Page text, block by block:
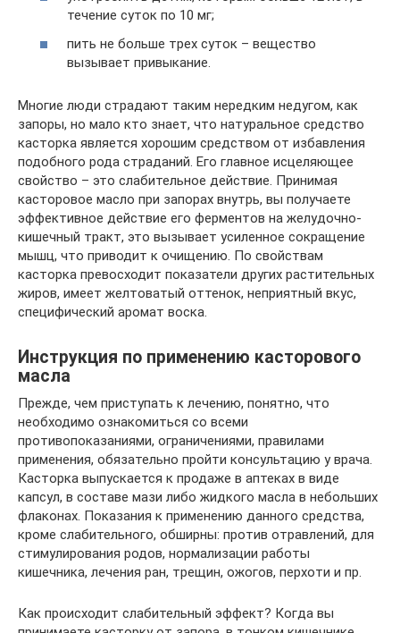
течение суток по 10 мг;
пить не больше трех суток – вещество
вызывает привыкание.
Многие люди страдают таким нередким недугом, как
запоры, но мало кто знает, что натуральное средство
касторка является хорошим средством от избавления
подобного рода страданий. Его главное исцеляющее
свойство – это слабительное действие. Принимая
касторовое масло при запорах внутрь, вы получаете
эффективное действие его ферментов на желудочно-
кишечный тракт, это вызывает усиленное сокращение
мышц, что приводит к очищению. По свойствам
касторка превосходит показатели других растительных
жиров, имеет желтоватый оттенок, неприятный вкус,
специфический аромат воска.
Инструкция по применению касторового
масла
Прежде, чем приступать к лечению, понятно, что
необходимо ознакомиться со всеми
противопоказаниями, ограничениями, правилами
применения, обязательно пройти консультацию у врача.
Касторка выпускается к продаже в аптеках в виде
капсул, в составе мази либо жидкого масла в небольших
флаконах. Показания к применению данного средства,
кроме слабительного, обширны: против отравлений, для
стимулирования родов, нормализации работы
кишечника, лечения ран, трещин, ожогов, перхоти и пр.
Как происходит слабительный эффект? Когда вы